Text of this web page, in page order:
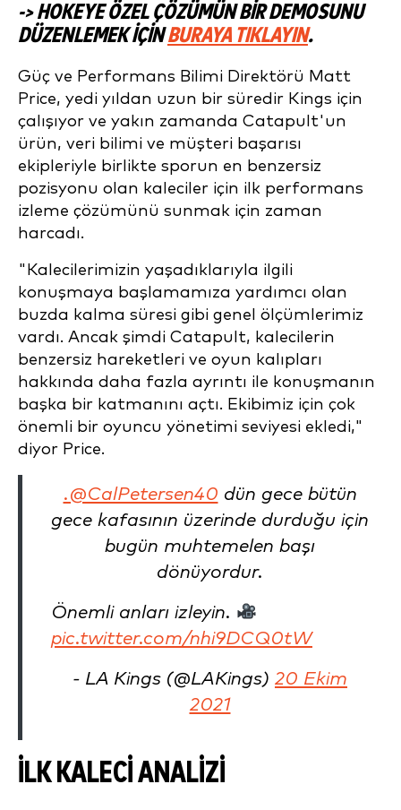
-> HOKEYE ÖZEL ÇÖZÜMÜN BIR DEMOSUNU
DÜZENLEMEK IÇINBURAYA TIKLAYIN.
Güç ve Performans Bilimi Direktörü Matt
Price, yedi yıldan uzun bir süredir Kings için
çalışıyor ve yakın zamanda Catapult'un
ürün, veri bilimi ve müşteri başarısı
ekipleriyle birlikte sporun en benzersiz
pozisyonu olan kaleciler için ilk performans
izleme çözümünü sunmak için zaman
harcadı.
"Kalecilerimizin yaşadıklarıyla ilgili
konuşmaya başlamamıza yardımcı olan
buzda kalma süresi gibi genel ölçümlerimiz
vardı. Ancak şimdi Catapult, kalecilerin
benzersiz hareketleri ve oyun kalıpları
hakkında daha fazla ayrıntı ile konuşmanın
başka bir katmanını açtı. Ekibimiz için çok
önemli bir oyuncu yönetimi seviyesi ekledi,"
diyor Price.
.@CalPetersen40 dün gece bütün
gece kafasının üzerinde durduğu için
bugün muhtemelen başı
dönüyordur.
Önemli anları izleyin.
pic.twitter.com/nhi9DCQ0tW
- LA Kings (@LAKings) 20 Ekim
2021
İLK KALECI ANALIZI